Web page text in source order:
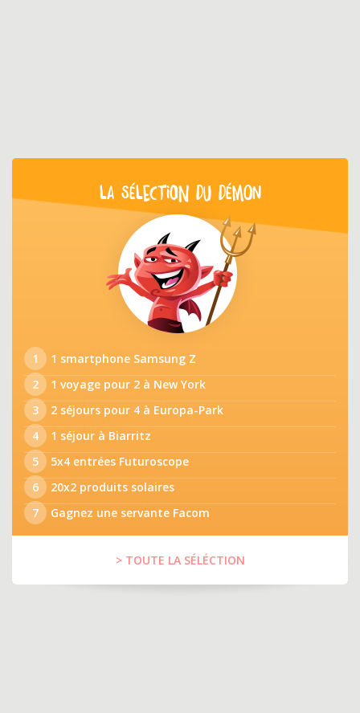
LA SÉLECTION DU DÉMON
1
1 smartphone Samsung Z
2
1 voyage pour 2 à New York
3
2 séjours pour 4 à Europa-Park
4
1 séjour à Biarritz
5
5x4 entrées Futuroscope
6
20x2 produits solaires
7
Gagnez une servante Facom
> TOUTE LA SÉLÉCTION